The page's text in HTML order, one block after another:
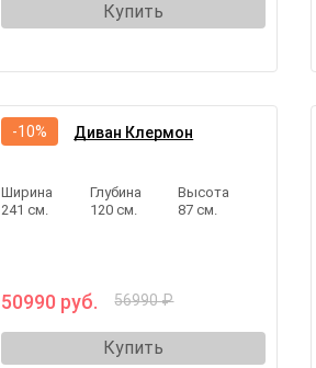
Купить
Диван Клермон
Ширина
241 см.
Глубина
120 см.
Высота
87 см.
50990 руб. 56990 ₽
Купить
-10%